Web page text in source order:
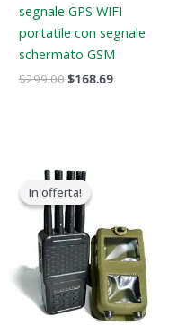
segnale GPS WIFI
portatile con segnale
schermato GSM
$299.00$168.69
In offerta!
In offerta!
Il
prezzo
originale
era:
$769.00.$426.69.